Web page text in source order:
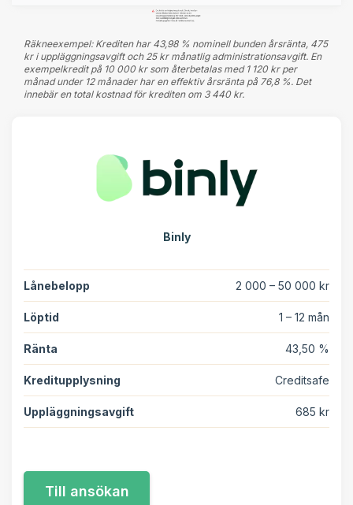
Räkneexempel: Krediten har 43,98 % nominell bunden årsränta, 475
kr i uppläggningsavgift och 25 kr månatlig administrationsavgift. En
exempelkredit på 10 000 kr som återbetalas med 1 120 kr per
månad under 12 månader har en effektiv årsränta på 76,8 %. Det
innebär en total kostnad för krediten om 3 440 kr.
Binly
Lånebelopp 2 000 – 50 000 kr
Löptid 1 – 12 mån
Ränta 43,50 %
Kreditupplysning Creditsafe
Uppläggningsavgift 685 kr